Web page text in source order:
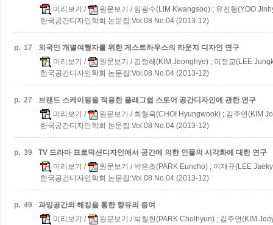
미리보기 / 원문보기 / 임광수(LIM Kwangsoo) ; 유진형(YOO
한국공간디자인학회 논문집:Vol.08 No.04 (2013-12)
p. 17
외국인 개별여행자를 위한 게스트하우스의 라운지 디자인 연구
미리보기 / 원문보기 / 김정혜(KIM Jeonghye) ; 이정교(LEE
한국공간디자인학회 논문집:Vol.08 No.04 (2013-12)
p. 27
브랜드 스케이핑을 적용한 플래그쉽 스토어 공간디자인에 관한 연구
미리보기 / 원문보기 / 최형욱(CHOI Hyungwook) ; 김주연(KIM
한국공간디자인학회 논문집:Vol.08 No.04 (2013-12)
p. 39
TV 드라마 프로덕션디자인에서 공간에 의한 인물의 시각화에 대한 연구
미리보기 / 원문보기 / 박은초(PARK Euncho) ; 이재규(LEE
한국공간디자인학회 논문집:Vol.08 No.04 (2013-12)
p. 49
과잉공간의 해킹을 통한 향유의 증여
미리보기 / 원문보기 / 박철현(PARK Cholhyun) ; 김주연(KIM